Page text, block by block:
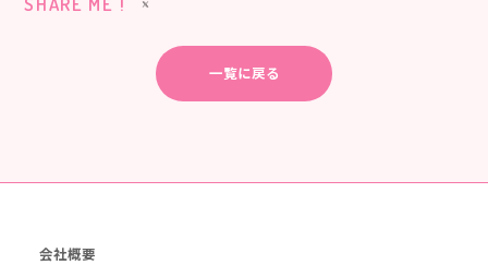
一覧に戻る
会社概要